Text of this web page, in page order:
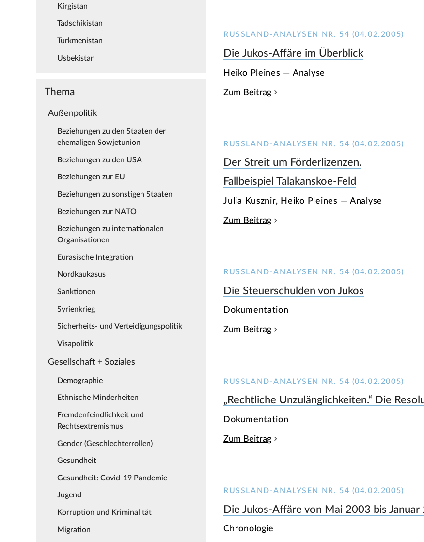
Kirgistan
Tadschikistan
Turkmenistan
Usbekistan
Thema
Außenpolitik
Beziehungen zu den Staaten der
ehemaligen Sowjetunion
Beziehungen zu den USA
Beziehungen zur EU
Beziehungen zu sonstigen Staaten
Beziehungen zur NATO
Beziehungen zu internationalen
Organisationen
Eurasische Integration
Nordkaukasus
Sanktionen
Syrienkrieg
Sicherheits- und Verteidigungspolitik
Visapolitik
Gesellschaft + Soziales
Demographie
Ethnische Minderheiten
Fremdenfeindlichkeit und
Rechtsextremismus
Gender (Geschlechterrollen)
Gesundheit
Gesundheit: Covid-19 Pandemie
Jugend
Korruption und Kriminalität
Migration
RUSSLAND-ANALYSEN NR. 54 (04.02.2005)
Die Jukos-Affäre im Überblick
Heiko Pleines — Analyse
Zum Beitrag
RUSSLAND-ANALYSEN NR. 54 (04.02.2005)
Der Streit um Förderlizenzen.
Fallbeispiel Talakanskoe-Feld
Julia Kusznir, Heiko Pleines — Analyse
Zum Beitrag
RUSSLAND-ANALYSEN NR. 54 (04.02.2005)
Die Steuerschulden von Jukos
Dokumentation
Zum Beitrag
RUSSLAND-ANALYSEN NR. 54 (04.02.2005)
„Rechtliche Unzulänglichkeiten.“ Die
Dokumentation
Zum Beitrag
RUSSLAND-ANALYSEN NR. 54 (04.02.2005)
Die Jukos-Affäre von Mai 2003 bis Januar
Chronologie